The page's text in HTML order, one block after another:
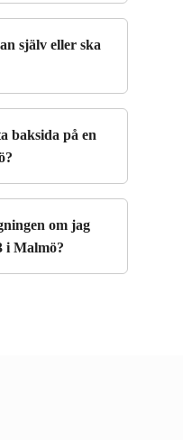
själv eller ska
baksida på en
om jag
i Malmö?